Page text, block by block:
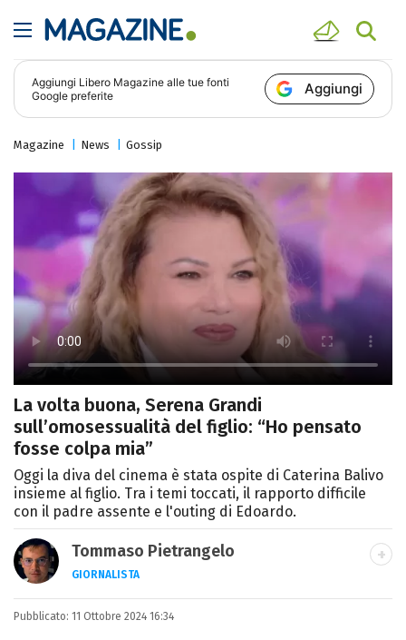
Aggiungi Libero Magazine alle tue fonti
Google preferite
Aggiungi
Magazine News Gossip
La volta buona, Serena Grandi
sull’omosessualità del figlio: “Ho pensato
fosse colpa mia”
Oggi la diva del cinema è stata ospite di Caterina Balivo
insieme al figlio. Tra i temi toccati, il rapporto difficile
con il padre assente e l'outing di Edoardo.
Tommaso Pietrangelo
GIORNALISTA
Autore, giornalista, cantautore. Laureato in
Pubblicato: 11 Ottobre 2024 16:34